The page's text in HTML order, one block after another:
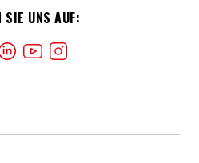
SIE UNS AUF: